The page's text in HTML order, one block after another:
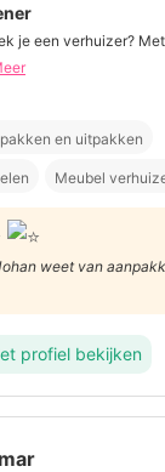
je een verhuizer?
en uitpakken
Meubel
weet van
profiel bekijken